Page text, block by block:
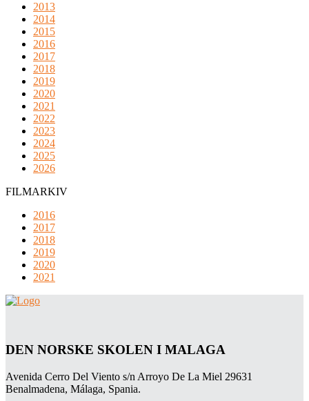
2013
2014
2015
2016
2017
2018
2019
2020
2021
2022
2023
2024
2025
2026
FILMARKIV
2016
2017
2018
2019
2020
2021
DEN NORSKE SKOLEN I MALAGA
Avenida Cerro Del Viento s/n Arroyo De La Miel 29631
Benalmadena, Málaga, Spania.